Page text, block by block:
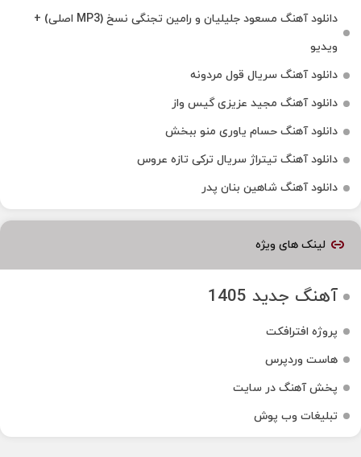
دانلود آهنگ مسعود جلیلیان و رامین تجنگی نسخ (MP3 اصلی) +
ویدیو
دانلود آهنگ سریال قول مردونه
دانلود آهنگ مجید عزیزی گیس واز
دانلود آهنگ حسام یاوری منو ببخش
دانلود آهنگ تیتراژ سریال ترکی تازه عروس
دانلود آهنگ شاهین بنان پدر
لینک های ویژه
آهنگ جدید 1405
پروژه افترافکت
هاست وردپرس
پخش آهنگ در سایت
تبلیغات وب پوش